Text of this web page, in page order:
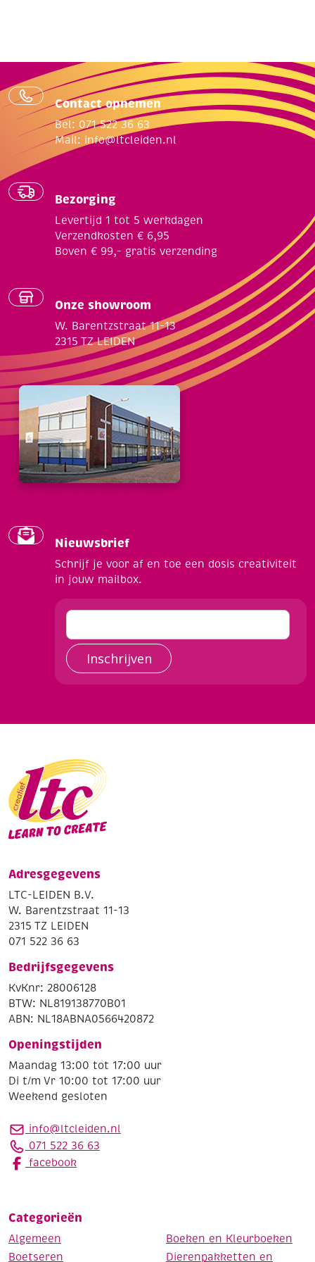
Contact opnemen
Bel: 071 522 36 63
Mail: info@ltcleiden.nl
Bezorging
Levertijd 1 tot 5 werkdagen
Verzendkosten € 6,95
Boven € 99,- gratis verzending
Onze showroom
W. Barentzstraat 11-13
2315 TZ LEIDEN
Nieuwsbrief
Schrijf je voor af en toe een dosis creativiteit
in jouw mailbox.
Inschrijven
Adresgegevens
LTC-LEIDEN B.V.
W. Barentzstraat 11-13
2315 TZ LEIDEN
071 522 36 63
Bedrijfsgegevens
KvKnr: 28006128
BTW: NL819138770B01
ABN: NL18ABNA0566420872
Openingstijden
Maandag 13:00 tot 17:00 uur
Di t/m Vr 10:00 tot 17:00 uur
Weekend gesloten
info@ltcleiden.nl
071 522 36 63
facebook
Categorieën
Algemeen
Boeken en Kleurboeken
Boetseren
Dierenpakketten en